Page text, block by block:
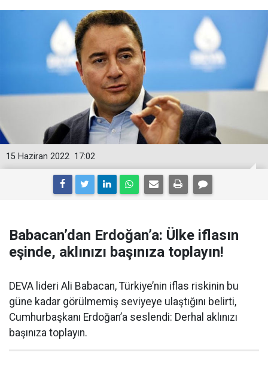
17:02
15 Haziran 2022
Babacan’dan Erdoğan’a: Ülke iflasın
eşinde, aklınızı başınıza toplayın!
DEVA lideri Ali Babacan, Türkiye’nin iflas riskinin bu
güne kadar görülmemiş seviyeye ulaştığını belirti,
Cumhurbaşkanı Erdoğan’a seslendi: Derhal aklınızı
başınıza toplayın.